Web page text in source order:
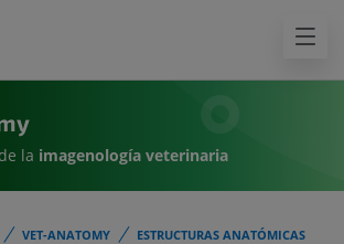
la imagenología veterinaria
VET-ANATOMY
ESTRUCTURAS ANATÓMICAS